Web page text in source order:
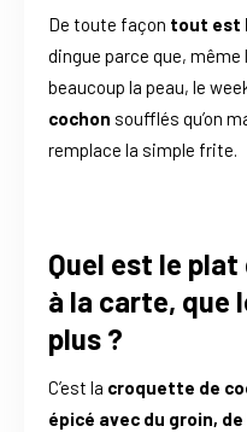
De toute façon tout est
dingue parce que, même
beaucoup la peau, le
cochon soufflés qu’on
remplace la simple frite.
Quel est le
à la carte, que
plus ?
C’est la croquette de
épicé avec du groin,